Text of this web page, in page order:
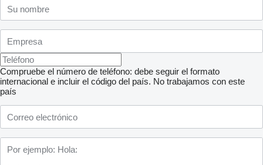
Compruebe el número de teléfono: debe seguir el formato
internacional e incluir el código del país. No trabajamos con este
país